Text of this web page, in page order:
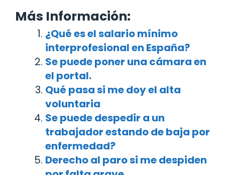
Más Información:
¿Qué es el salario mínimo
interprofesional en España?
Se puede poner una cámara en
el portal.
Qué pasa si me doy el alta
voluntaria
Se puede despedir a un
trabajador estando de baja por
enfermedad?
Derecho al paro si me despiden